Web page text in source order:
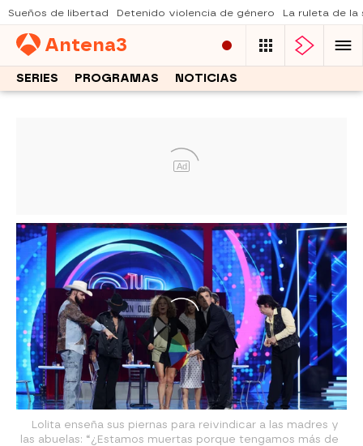
Sueños de libertad Detenido violencia de género La ruleta de la
Antena3
SERIES PROGRAMAS NOTICIAS
Ad
Lolita enseña sus piernas para reivindicar a las madres y
las abuelas: “¿Estamos muertas porque tengamos más de